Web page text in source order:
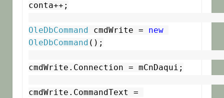
conta++;
OleDbCommand cmdWrite = new
OleDbCommand ();
cmdWrite.Connection = mCnDaqui;
cmdWrite.CommandText =